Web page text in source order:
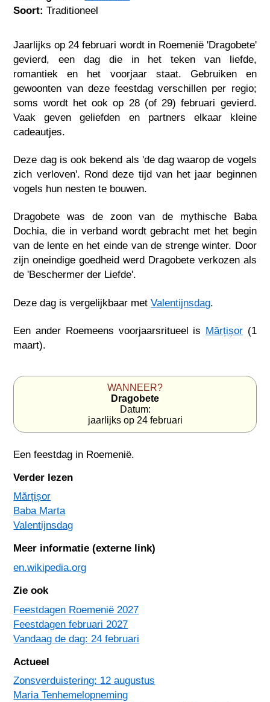
Soort: Traditioneel
Jaarlijks op 24 februari wordt in Roemenië 'Dragobete'
gevierd, een dag die in het teken van liefde,
romantiek en het voorjaar staat. Gebruiken en
gewoonten van deze feestdag verschillen per regio;
soms wordt het ook op 28 (of 29) februari gevierd.
Vaak geven geliefden en partners elkaar kleine
cadeautjes.
Deze dag is ook bekend als 'de dag waarop de vogels
zich verloven'. Rond deze tijd van het jaar beginnen
vogels hun nesten te bouwen.
Dragobete was de zoon van de mythische Baba
Dochia, die in verband wordt gebracht met het begin
van de lente en het einde van de strenge winter. Door
zijn oneindige goedheid werd Dragobete verkozen als
de 'Beschermer der Liefde'.
Deze dag is vergelijkbaar metValentijnsdag.
Een ander Roemeens voorjaarsritueel is Mărțișor(1
maart).
WANNEER?
Dragobete
Datum:
jaarlijks op 24 februari
Een feestdag in Roemenië.
Verder lezen
Mărțișor
Baba Marta
Valentijnsdag
Meer informatie (externe link)
en.wikipedia.org
Zie ook
Feestdagen Roemenië 2027
Feestdagen februari 2027
Vandaag de dag: 24 februari
Actueel
Zonsverduistering: 12 augustus
Maria Tenhemelopneming